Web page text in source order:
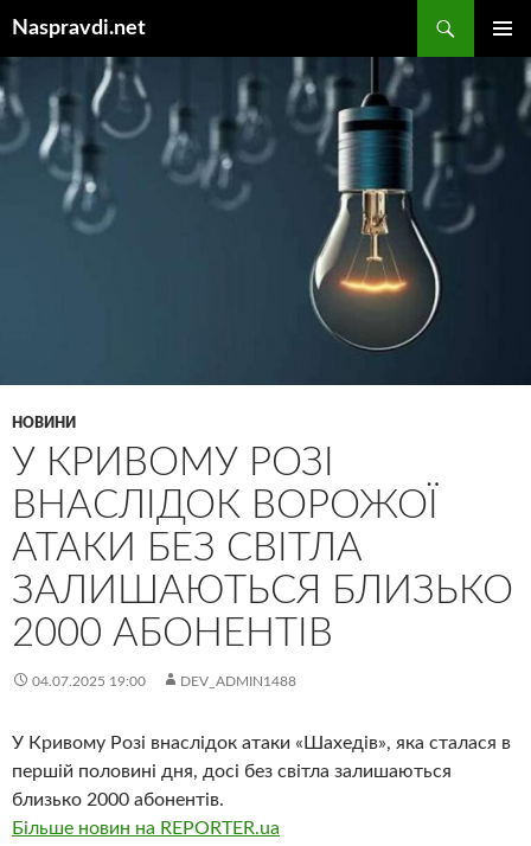
вмісту
Naspravdi.net
МЕНЮ
НОВИНИ
У КРИВОМУ РОЗІ
ВНАСЛІДОК ВОРОЖОЇ
АТАКИ БЕЗ СВІТЛА
ЗАЛИШАЮТЬСЯ БЛИЗЬКО
2000 АБОНЕНТІВ
04.07.2025 19:00 DEV_ADMIN1488
У Кривому Розі внаслідок атаки «Шахедів», яка сталася в
першій половині дня, досі без світла залишаються
близько 2000 абонентів.
Більше новин на REPORTER.ua